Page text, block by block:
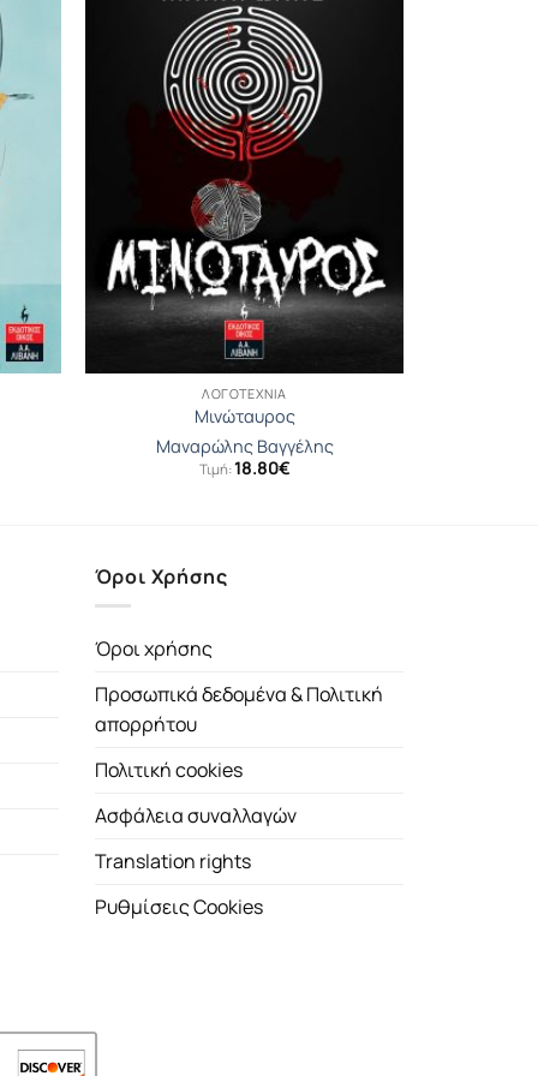
ΛΟΓΟΤΕΧΝΊΑ
Μινώταυρος
Μαναρώλης Βαγγέλης
Τιμή:18.80€
Όροι Χρήσης
Όροι χρήσης
Προσωπικά δεδομένα & Πολιτική
απορρήτου
Πολιτική cookies
Ασφάλεια συναλλαγών
Translation rights
Ρυθμίσεις Cookies